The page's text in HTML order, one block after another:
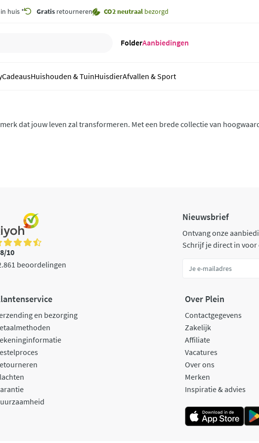
huis * Gratis retourneren CO2 neutraal bezorgd
FolderAanbiedingen
CadeausHuishouden & TuinHuisdierAfvallen & Sport
dat jouw leven zal transformeren. Met een brede collectie van
10
beoordelingen
Nieuwsbrief
Ontvang onze
Schrijf je direct in
en bezorging
Over Plein
Contactgegevens
Zakelijk
Affiliate
Vacatures
Over ons
Merken
Inspiratie & advies